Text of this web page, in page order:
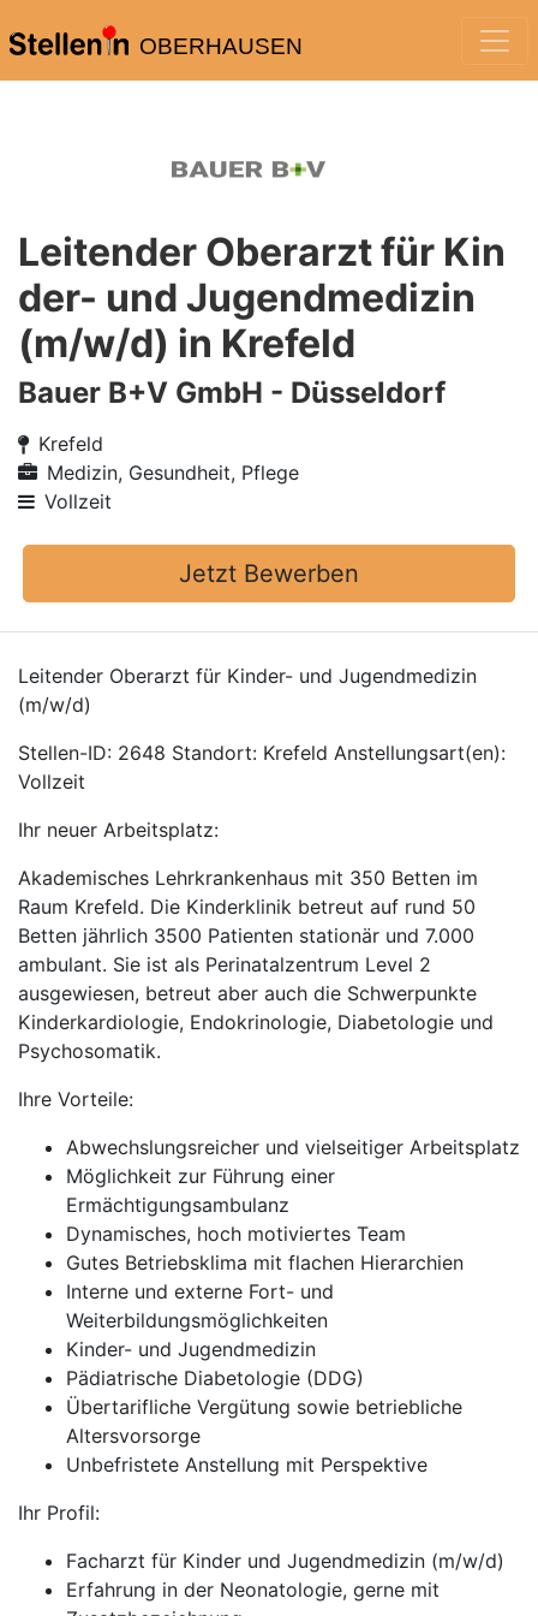
OBERHAUSEN
Leitender Oberarzt für Kin
der- und Jugendmedizin
(m/w/d) in Krefeld
Bauer B+V GmbH - Düsseldorf
Krefeld
Medizin, Gesundheit, Pflege
Vollzeit
Jetzt Bewerben
Leitender Oberarzt für Kinder- und Jugendmedizin
(m/w/d)
Stellen-ID: 2648 Standort: Krefeld Anstellungsart(en):
Vollzeit
Ihr neuer Arbeitsplatz:
Akademisches Lehrkrankenhaus mit 350 Betten im
Raum Krefeld. Die Kinderklinik betreut auf rund 50
Betten jährlich 3500 Patienten stationär und 7.000
ambulant. Sie ist als Perinatalzentrum Level 2
ausgewiesen, betreut aber auch die Schwerpunkte
Kinderkardiologie, Endokrinologie, Diabetologie und
Psychosomatik.
Ihre Vorteile:
Abwechslungsreicher und vielseitiger Arbeitsplatz
Möglichkeit zur Führung einer
Ermächtigungsambulanz
Dynamisches, hoch motiviertes Team
Gutes Betriebsklima mit flachen Hierarchien
Interne und externe Fort- und
Weiterbildungsmöglichkeiten
Kinder- und Jugendmedizin
Pädiatrische Diabetologie (DDG)
Übertarifliche Vergütung sowie betriebliche
Altersvorsorge
Unbefristete Anstellung mit Perspektive
Ihr Profil:
Facharzt für Kinder und Jugendmedizin (m/w/d)
Erfahrung in der Neonatologie, gerne mit